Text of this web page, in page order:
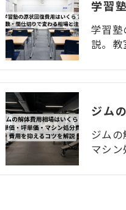
学習塾
説。教
ジムの
マシン